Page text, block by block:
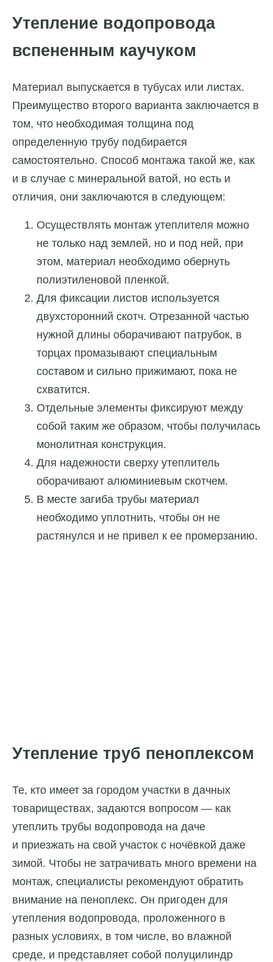
Утепление водопровода
вспененным каучуком
Материал выпускается в тубусах или листах.
Преимущество второго варианта заключается в
том, что необходимая толщина под
определенную трубу подбирается
самостоятельно. Способ монтажа такой же, как
и в случае с минеральной ватой, но есть и
отличия, они заключаются в следующем:
Осуществлять монтаж утеплителя можно
не только над землей, но и под ней, при
этом, материал необходимо обернуть
полиэтиленовой пленкой.
Для фиксации листов используется
двухсторонний скотч. Отрезанной частью
нужной длины оборачивают патрубок, в
торцах промазывают специальным
составом и сильно прижимают, пока не
схватится.
Отдельные элементы фиксируют между
собой таким же образом, чтобы получилась
монолитная конструкция.
Для надежности сверху утеплитель
оборачивают алюминиевым скотчем.
В месте загиба трубы материал
необходимо уплотнить, чтобы он не
растянулся и не привел к ее промерзанию.
Утепление труб пеноплексом
Те, кто имеет за городом участки в дачных
товариществах, задаются вопросом — как
утеплить трубы водопровода на даче
и приезжать на свой участок с ночёвкой даже
зимой. Чтобы не затрачивать много времени на
монтаж, специалисты рекомендуют обратить
внимание на пеноплекс. Он пригоден для
утепления водопровода, проложенного в
разных условиях, в том числе, во влажной
среде, и представляет собой полуцилиндр